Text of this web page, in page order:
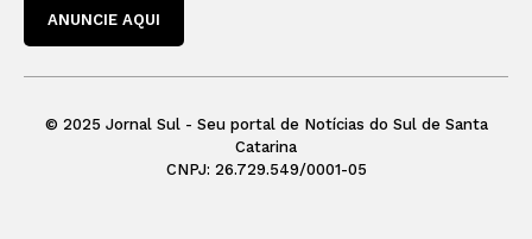
ANUNCIE AQUI
© 2025 Jornal Sul - Seu portal de Notícias do Sul de Santa
Catarina
CNPJ: 26.729.549/0001-05